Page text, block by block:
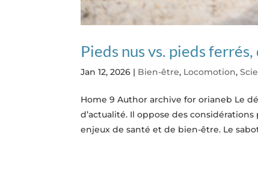
Pieds nus vs. pieds
Jan 12, 2026 | Bien-être, Locomotion,
Home 9 Author archive for orianeb Le
d’actualité. Il oppose des
enjeux de santé et de bien-être. Le